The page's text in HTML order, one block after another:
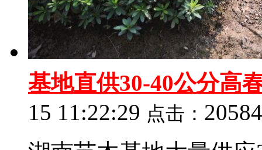
基地直供30-40公分高
15 11:22:29 点击：